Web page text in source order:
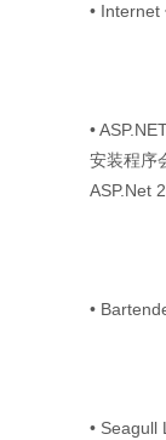
• Internet
•
安装程序
ASP.Net
•
• Seagull